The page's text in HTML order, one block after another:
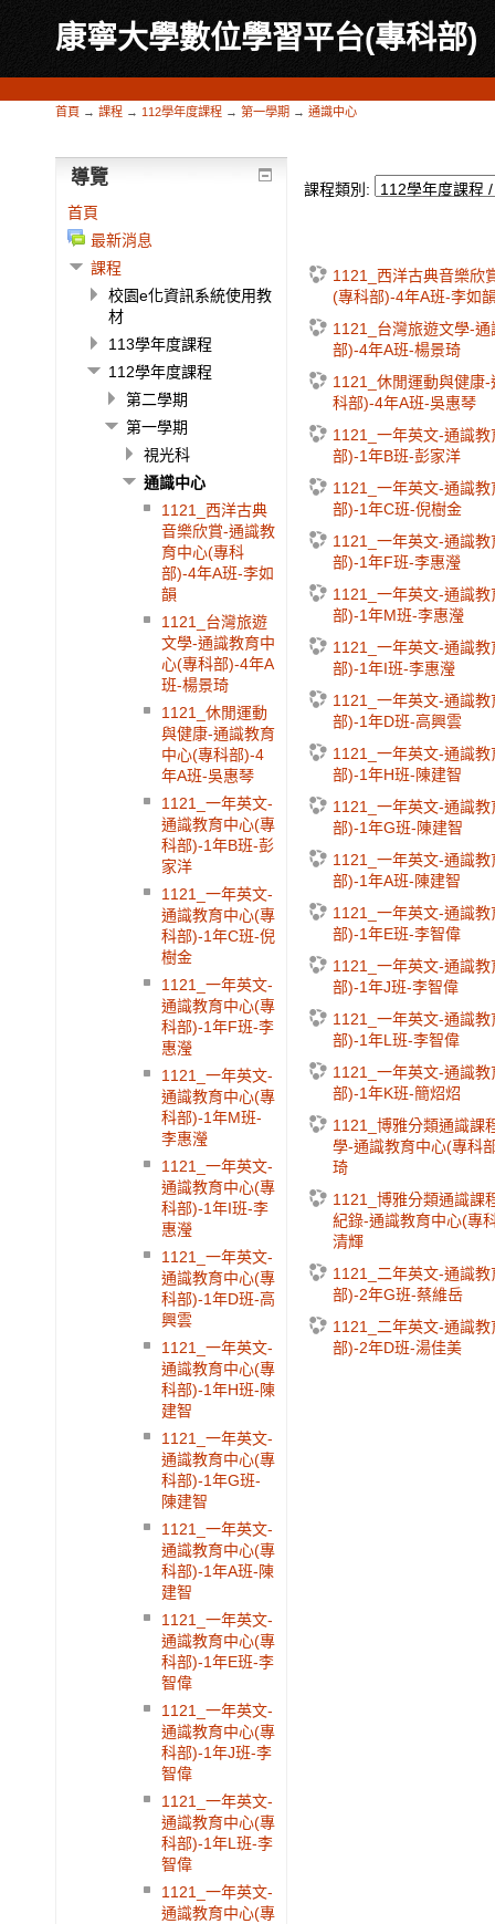
康寧大學數位學習平台(專科部)
首頁 → 課程 → 112學年度課程 → 第一學期 → 通識中心
課程類別:
1121_西洋古典音樂欣
(專科部)-4年A班-李如
1121_台灣旅遊文學-
部)-4年A班-楊景琦
1121_休閒運動與健康
科部)-4年A班-吳惠琴
1121_一年英文-通識
部)-1年B班-彭家洋
1121_一年英文-通識
部)-1年C班-倪樹金
1121_一年英文-通識
部)-1年F班-李惠瀅
1121_一年英文-通識
部)-1年M班-李惠瀅
1121_一年英文-通識
部)-1年I班-李惠瀅
1121_一年英文-通識
部)-1年D班-高興雲
1121_一年英文-通識
部)-1年H班-陳建智
1121_一年英文-通識
部)-1年G班-陳建智
1121_一年英文-通識
部)-1年A班-陳建智
1121_一年英文-通識
部)-1年E班-李智偉
1121_一年英文-通識
部)-1年J班-李智偉
1121_一年英文-通識
部)-1年L班-李智偉
1121_一年英文-通識
部)-1年K班-簡炤炤
1121_博雅分類通識課
學-通識教育中心(專科
琦
1121_博雅分類通識課
紀錄-通識教育中心(專
清輝
1121_二年英文-通識
部)-2年G班-蔡維岳
1121_二年英文-通識
部)-2年D班-湯佳美
導覽
首頁
最新消息
課程
校園e化資訊系統使用教
材
113學年度課程
112學年度課程
第二學期
第一學期
視光科
通識中心
1121_西洋古典
音樂欣賞-通識教
育中心(專科
部)-4年A班-李如
韻
1121_台灣旅遊
文學-通識教育中
心(專科部)-4年A
班-楊景琦
1121_休閒運動
與健康-通識教育
中心(專科部)-4
年A班-吳惠琴
1121_一年英文-
通識教育中心(專
科部)-1年B班-彭
家洋
1121_一年英文-
通識教育中心(專
科部)-1年C班-倪
樹金
1121_一年英文-
通識教育中心(專
科部)-1年F班-李
惠瀅
1121_一年英文-
通識教育中心(專
科部)-1年M班-
李惠瀅
1121_一年英文-
通識教育中心(專
科部)-1年I班-李
惠瀅
1121_一年英文-
通識教育中心(專
科部)-1年D班-高
興雲
1121_一年英文-
通識教育中心(專
科部)-1年H班-陳
建智
1121_一年英文-
通識教育中心(專
科部)-1年G班-
陳建智
1121_一年英文-
通識教育中心(專
科部)-1年A班-陳
建智
1121_一年英文-
通識教育中心(專
科部)-1年E班-李
智偉
1121_一年英文-
通識教育中心(專
科部)-1年J班-李
智偉
1121_一年英文-
通識教育中心(專
科部)-1年L班-李
智偉
1121_一年英文-
通識教育中心(專